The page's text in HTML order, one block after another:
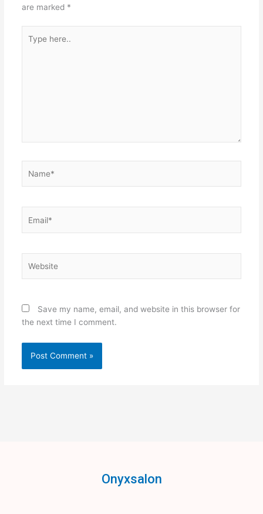
are marked *
here..
Save my name, email, and website in this browser for
the next time I comment.
Onyxsalon